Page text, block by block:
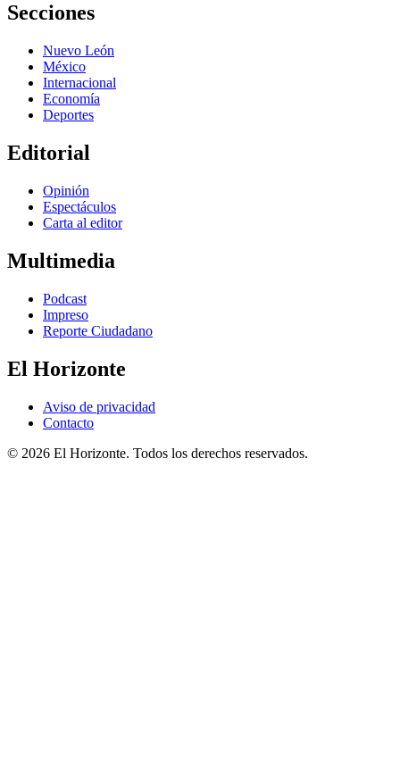
Secciones
Nuevo León
México
Internacional
Economía
Deportes
Editorial
Opinión
Espectáculos
Carta al editor
Multimedia
Podcast
Impreso
Reporte Ciudadano
El Horizonte
Aviso de privacidad
Contacto
© 2026 El Horizonte. Todos los derechos reservados.